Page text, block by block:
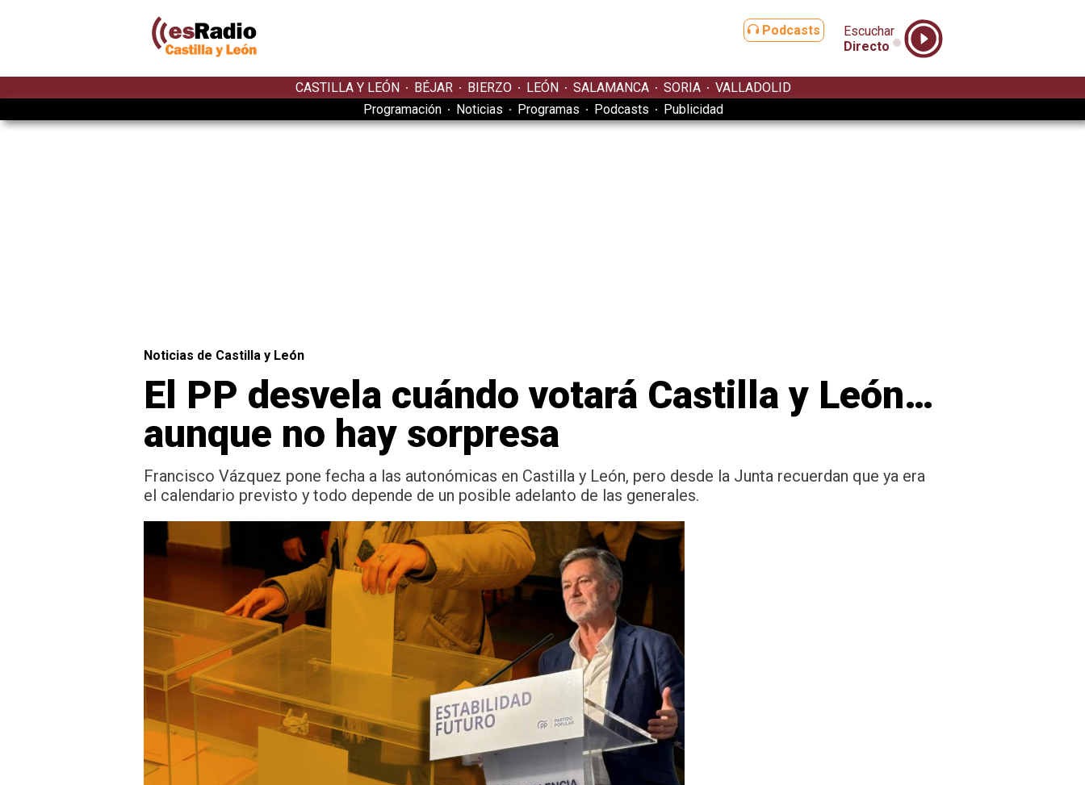
Podcasts
Escuchar
Directo
CASTILLA Y LEÓN BÉJAR BIERZO LEÓN SALAMANCA SORIA
VALLADOLID
Programación
Noticias Programas Podcasts Publicidad
Noticias de Castilla y León
El PP desvela cuándo votará Castilla y León…
aunque no hay sorpresa
Francisco Vázquez pone fecha a las autonómicas en Castilla y León, pero desde la Junta recuerdan que ya era
el calendario previsto y todo depende de un posible adelanto de las generales.